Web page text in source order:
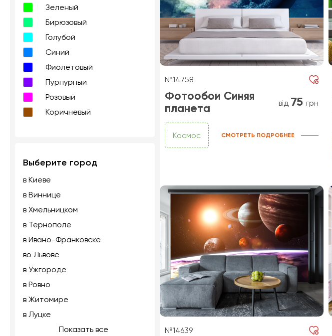
Зеленый
Бирюзовый
Голубой
Синий
Фиолетовый
Пурпурный
Розовый
Коричневый
Выберите город
в Киеве
в Виннице
в Хмельницком
в Тернополе
в Ивано-Франковске
во Львове
в Ужгороде
в Ровно
в Житомире
в Луцке
Показать все
№14758
Фотообои Синяя
планета
від 75 грн
Космос СМОТРЕТЬ ПОДРОБНЕЕ
№14639